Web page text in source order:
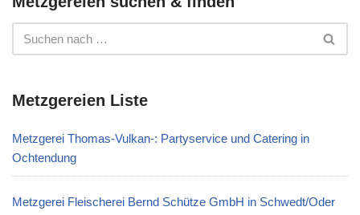
Metzgereien Liste
Metzgerei Thomas-Vulkan-: Partyservice und Catering in
Ochtendung
Metzgerei Fleischerei Bernd Schütze GmbH in Schwedt/Oder